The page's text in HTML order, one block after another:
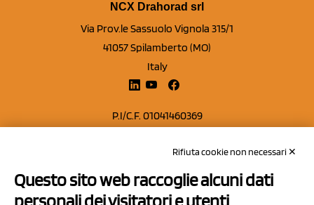
NCX Drahorad srl
Via Prov.le Sassuolo Vignola 315/1
41057 Spilamberto (MO)
Italy
P.I/C.F. 01041460369
Capitale sociale Euro 50.000,00 i.v.
Contatti
Rifiuta cookie non necessari ✕
Questo sito web raccoglie alcuni dati
personali dei visitatori e utenti